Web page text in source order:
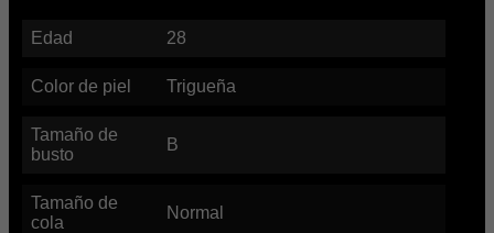
Edad 28
Color de piel Trigueña
Tamaño de
busto
B
Tamaño de
cola
Normal